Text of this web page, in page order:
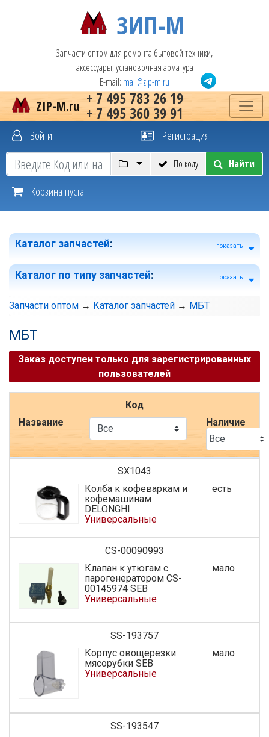
ЗИП-М
Запчасти оптом для ремонта бытовой техники,
аксессуары, установочная арматура
E-mail: mail@zip-m.ru
+ 7 495 783 26 19
+ 7 495 360 39 91
ZIP-M.ru
Войти Регистрация
По коду Найти
Корзина пуста
Каталог запчастей: показать
Каталог по типу запчастей: показать
Запчасти оптом → Каталог запчастей → МБТ
МБТ
Заказ доступен только для зарегистрированных
пользователей
Код
Название
Наличие
SX1043
Колба к кофеваркам и
кофемашинам
DELONGHI
Универсальные
есть
CS-00090993
Клапан к утюгам с
парогенератором CS-
00145974 SEB
Универсальные
мало
SS-193757
Корпус овощерезки
мясорубки SEB
Универсальные
мало
SS-193547